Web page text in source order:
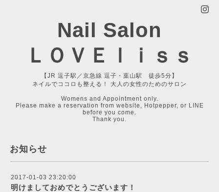
Nail Salon
ＬＯＶＥｌｉｓｓ
【JR 逗子駅／京急線 逗子・葉山駅 徒歩5分】
ネイルでココロも整える！ 大人の女性のためのサロン
Womens and Appointment only.
Please make a reservation from website, Hotpepper, or LINE
before you come.
Thank you.
お知らせ
2017-01-03 23:20:00
明けましておめでとうございます！